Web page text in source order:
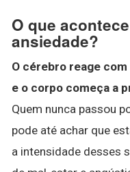
O que
ansiedade?
O cérebro reage
e o corpo começa a
Quem nunca passou
pode até achar que
a intensidade desses